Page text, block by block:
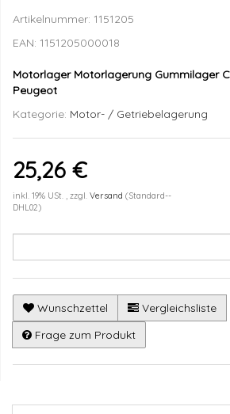
Artikelnummer: 1151205
EAN: 1151205000018
Motorlager Motorlagerung Gummilager
Peugeot
Kategorie: Motor- / Getriebelagerung
25,26 €
inkl. 19% USt. , zzgl. Versand (Standard--
DHL02)
Wunschzettel
Vergleichsliste
Frage zum Produkt